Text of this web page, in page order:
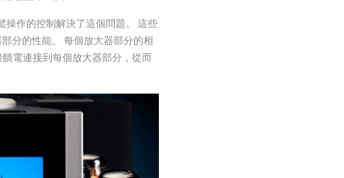
操作的控制解決了這個問題。 這些
分的性能。 每個放大器部分的相
電連接到每個放大器部分，從而